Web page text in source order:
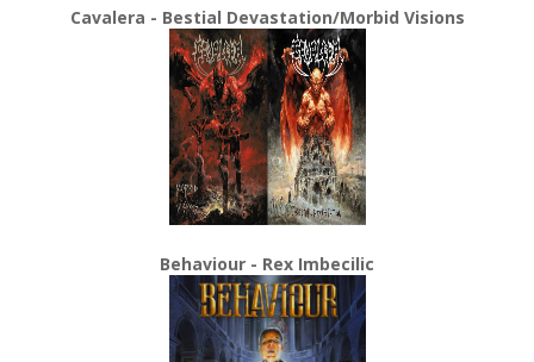
Cavalera - Bestial Devastation/Morbid Visions
Behaviour - Rex Imbecilic